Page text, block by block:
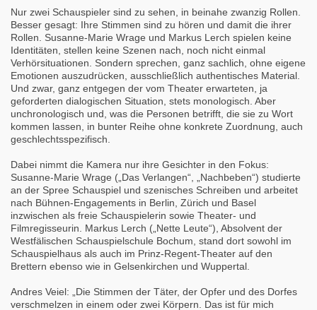
Nur zwei Schauspieler sind zu sehen, in beinahe zwanzig Rollen.
Besser gesagt: Ihre Stimmen sind zu hören und damit die ihrer
Rollen. Susanne-Marie Wrage und Markus Lerch spielen keine
Identitäten, stellen keine Szenen nach, noch nicht einmal
Verhörsituationen. Sondern sprechen, ganz sachlich, ohne eigene
Emotionen auszudrücken, ausschließlich authentisches Material.
Und zwar, ganz entgegen der vom Theater erwarteten, ja
geforderten dialogischen Situation, stets monologisch. Aber
unchronologisch und, was die Personen betrifft, die sie zu Wort
kommen lassen, in bunter Reihe ohne konkrete Zuordnung, auch
geschlechtsspezifisch.
Dabei nimmt die Kamera nur ihre Gesichter in den Fokus:
Susanne-Marie Wrage („Das Verlangen“, „Nachbeben“) studierte
an der Spree Schauspiel und szenisches Schreiben und arbeitet
nach Bühnen-Engagements in Berlin, Zürich und Basel
inzwischen als freie Schauspielerin sowie Theater- und
Filmregisseurin. Markus Lerch („Nette Leute“), Absolvent der
Westfälischen Schauspielschule Bochum, stand dort sowohl im
Schauspielhaus als auch im Prinz-Regent-Theater auf den
Brettern ebenso wie in Gelsenkirchen und Wuppertal.
Andres Veiel: „Die Stimmen der Täter, der Opfer und des Dorfes
verschmelzen in einem oder zwei Körpern. Das ist für mich